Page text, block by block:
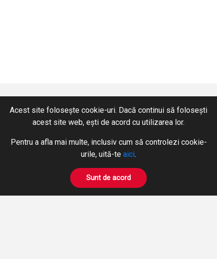
Acest site folosește cookie-uri. Dacă continui să folosești
acest site web, ești de acord cu utilizarea lor.
Pentru a afla mai multe, inclusiv cum să controlezi cookie-
urile, uită-te aici.
Sunt de acord
hidromix@hidromix.com
NE GĂSIȚI ȘI PE
Prelucrări pe mașini unelte
Închirieri Stivuitoare